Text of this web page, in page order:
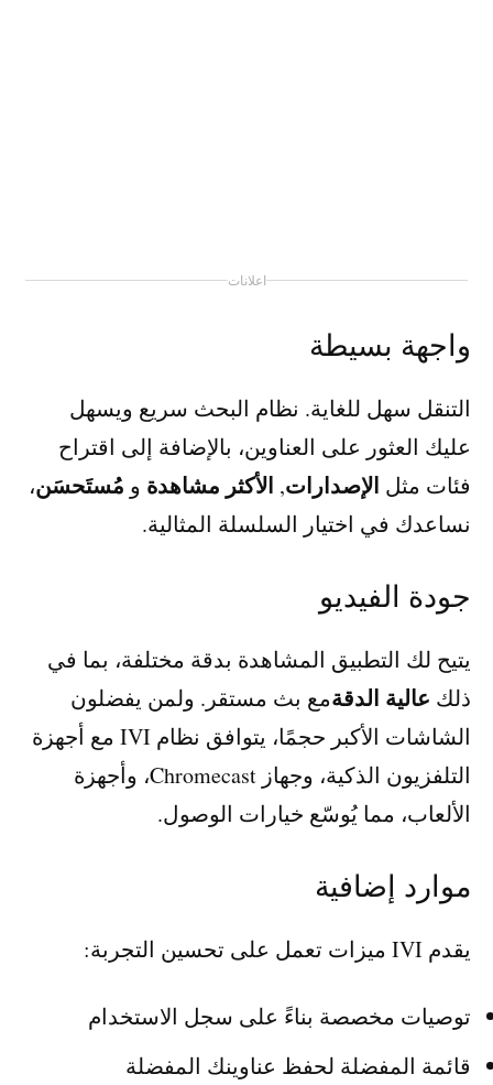
اعلانات
واجهة بسيطة
التنقل سهل للغاية. نظام البحث سريع ويسهل
عليك العثور على العناوين، بالإضافة إلى اقتراح
فئات مثل الإصدارات, الأكثر مشاهدة و مُستَحسَن،
نساعدك في اختيار السلسلة المثالية.
جودة الفيديو
يتيح لك التطبيق المشاهدة بدقة مختلفة، بما في
ذلك عالية الدقةمع بث مستقر. ولمن يفضلون
الشاشات الأكبر حجمًا، يتوافق نظام IVI مع أجهزة
التلفزيون الذكية، وجهاز Chromecast، وأجهزة
الألعاب، مما يُوسّع خيارات الوصول.
موارد إضافية
يقدم IVI ميزات تعمل على تحسين التجربة:
توصيات مخصصة بناءً على سجل الاستخدام
قائمة المفضلة لحفظ عناوينك المفضلة